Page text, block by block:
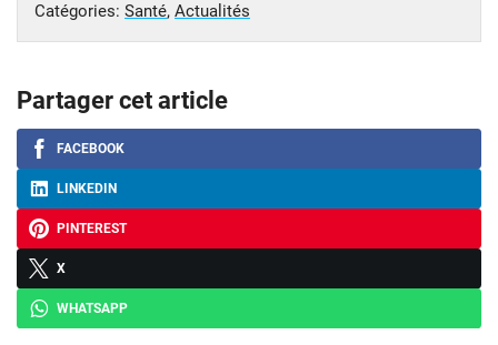
Catégories: Santé, Actualités
Partager cet article
FACEBOOK
LINKEDIN
PINTEREST
X
WHATSAPP